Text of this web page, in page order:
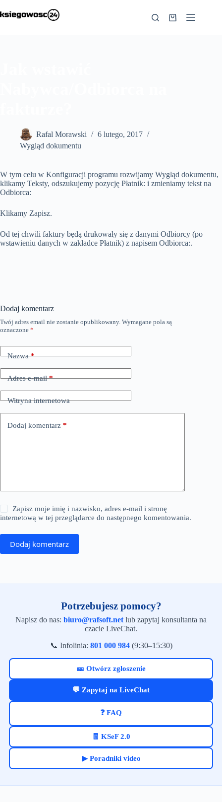
do
Koszyk
Rafal Morawski
6 lutego, 2017
Wygląd dokumentu
W tym celu w Konfiguracji programu rozwijamy Wygląd dokumentu,
klikamy Teksty, odszukujemy pozycję Płatnik: i zmieniamy tekst na
Odbiorca:
Klikamy Zapisz.
Od tej chwili faktury będą drukowały się z danymi Odbiorcy (po
wstawieniu danych w zakładce Płatnik) z napisem Odbiorca:.
Dodaj komentarz
Twój adres email nie zostanie opublikowany. Wymagane pola są
oznaczone *
Nazwa*
Adres e-mail*
Witryna internetowa
Dodaj komentarz *
Zapisz moje imię i nazwisko, adres e-mail i stronę
internetową w tej przeglądarce do następnego komentowania.
Dodaj komentarz
Potrzebujesz pomocy?
Napisz do nas: biuro@rafsoft.net lub zapytaj konsultanta na
czacie LiveChat.
📞 Infolinia: 801 000 984(9:30–15:30)
🎫 Otwórz zgłoszenie
💬 Zapytaj na LiveChat
❓ FAQ
🧾 KSeF 2.0
▶ Poradniki video